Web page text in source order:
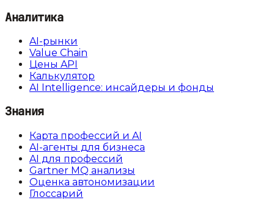
Аналитика
AI-рынки
Value Chain
Цены API
Калькулятор
AI Intelligence: инсайдеры и фонды
Знания
Карта профессий и AI
AI-агенты для бизнеса
AI для профессий
Gartner MQ анализы
Оценка автономизации
Глоссарий